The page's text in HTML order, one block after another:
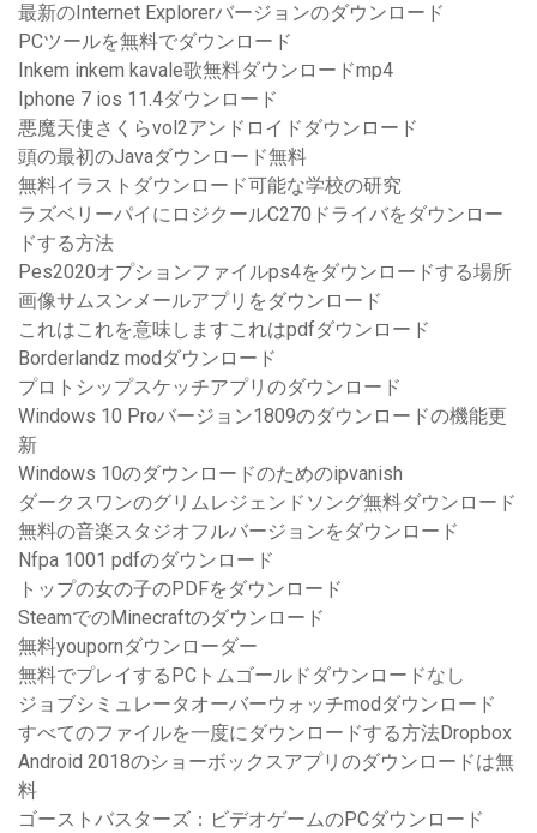
最新のInternet Explorerバージョンのダウンロード
PCツールを無料でダウンロード
Inkem inkem kavale歌無料ダウンロードmp4
Iphone 7 ios 11.4ダウンロード
悪魔天使さくらvol2アンドロイドダウンロード
頭の最初のJavaダウンロード無料
無料イラストダウンロード可能な学校の研究
ラズベリーパイにロジクールC270ドライバをダウンロー
ドする方法
Pes2020オプションファイルps4をダウンロードする場所
画像サムスンメールアプリをダウンロード
これはこれを意味しますこれはpdfダウンロード
Borderlandz modダウンロード
プロトシップスケッチアプリのダウンロード
Windows 10 Proバージョン1809のダウンロードの機能更
新
Windows 10のダウンロードのためのipvanish
ダークスワンのグリムレジェンドソング無料ダウンロード
無料の音楽スタジオフルバージョンをダウンロード
Nfpa 1001 pdfのダウンロード
トップの女の子のPDFをダウンロード
SteamでのMinecraftのダウンロード
無料youpornダウンローダー
無料でプレイするPCトムゴールドダウンロードなし
ジョブシミュレータオーバーウォッチmodダウンロード
すべてのファイルを一度にダウンロードする方法Dropbox
Android 2018のショーボックスアプリのダウンロードは無
料
ゴーストバスターズ：ビデオゲームのPCダウンロード